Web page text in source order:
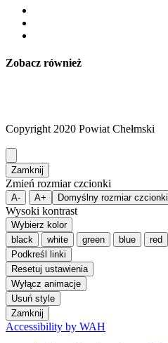
Zobacz również
Copyright 2020 Powiat Chełmski
Zamknij
Zmień rozmiar czcionki
A- A+ Domyślny rozmiar czcionki
Wysoki kontrast
Wybierz kolor
black
white green blue red
Podkreśl linki
Resetuj ustawienia
Wyłącz animacje
Usuń style
Zamknij
Accessibility by WAH